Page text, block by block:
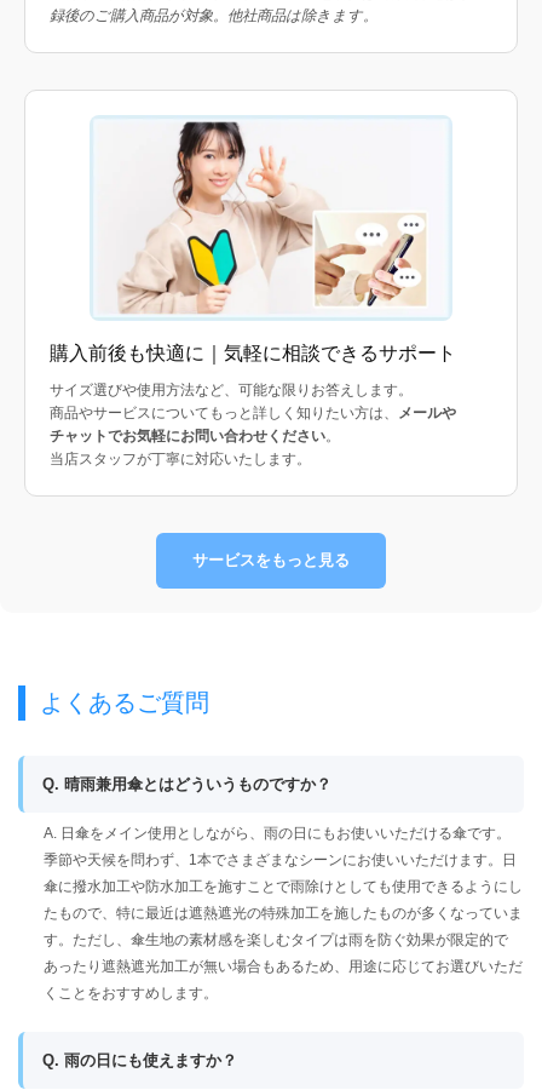
録後のご購入商品が対象。他社商品は除きます。
購入前後も快適に｜気軽に相談できるサポート
サイズ選びや使用方法など、可能な限りお答えします。
商品やサービスについてもっと詳しく知りたい方は、
メールや
チャットでお気軽にお問い合わせください。
当店スタッフが丁寧に対応いたします。
サービスをもっと見る
よくあるご質問
Q. 晴雨兼用傘とはどういうものですか？
A. 日傘をメイン使用としながら、雨の日にもお使いいただける傘です。
季節や天候を問わず、1本でさまざまなシーンにお使いいただけます。日
傘に撥水加工や防水加工を施すことで雨除けとしても使用できるようにし
たもので、特に最近は遮熱遮光の特殊加工を施したものが多くなっていま
す。ただし、傘生地の素材感を楽しむタイプは雨を防ぐ効果が限定的で
あったり遮熱遮光加工が無い場合もあるため、用途に応じてお選びいただ
くことをおすすめします。
Q. 雨の日にも使えますか？